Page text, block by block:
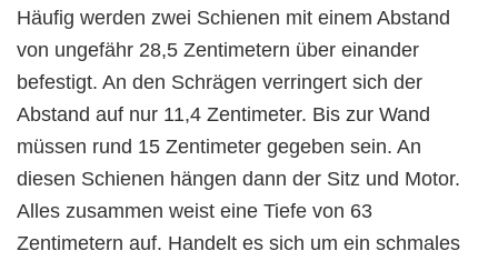
Häufig werden zwei Schienen mit einem Abstand
von ungefähr 28,5 Zentimetern über einander
befestigt. An den Schrägen verringert sich der
Abstand auf nur 11,4 Zentimeter. Bis zur Wand
müssen rund 15 Zentimeter gegeben sein. An
diesen Schienen hängen dann der Sitz und Motor.
Alles zusammen weist eine Tiefe von 63
Zentimetern auf. Handelt es sich um ein schmales